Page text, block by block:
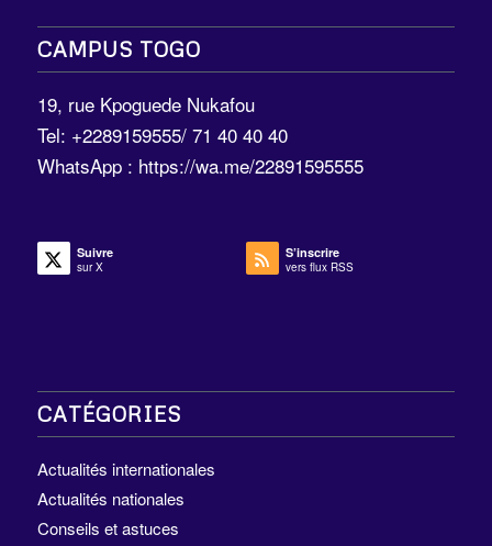
CAMPUS TOGO
19, rue Kpoguede Nukafou
Tel: +2289159555/ 71 40 40 40
WhatsApp : https://wa.me/22891595555
Suivre
sur X
S’inscrire
vers flux RSS
CATÉGORIES
Actualités internationales
Actualités nationales
Conseils et astuces